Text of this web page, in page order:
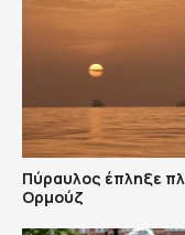
Πύραυλος έπληξε
Ορμούζ